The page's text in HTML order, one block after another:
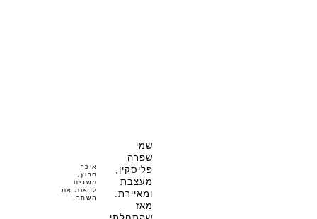
שמי
שפרה
פליסקין,
מעצבת
ומאיירת.
מאז
איכר
חרוץ,
משכים
לראות את
השחר.